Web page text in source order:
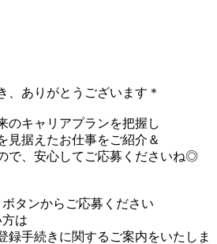
、ありがとうございます＊
のキャリアプランを把握し
見据えたお仕事をご紹介＆
で、安心してご応募くださいね◎
タンからご応募ください
は
手続きに関するご案内をいたしま